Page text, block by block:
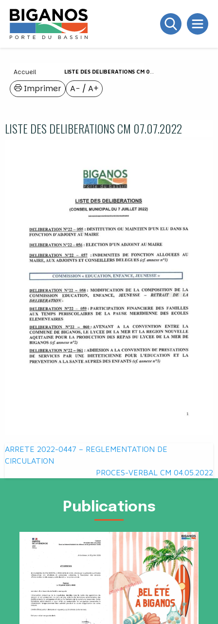
Accueil LISTE DES DELIBERATIONS CM 07.07.2022
A− / A+
Imprimer
LISTE DES DELIBERATIONS CM 07.07.2022
Navigation
de
l’article
ARRETE 2022-0447 – REGLEMENTATION DE
CIRCULATION
PROCES-VERBAL CM 04.05.2022
Publications